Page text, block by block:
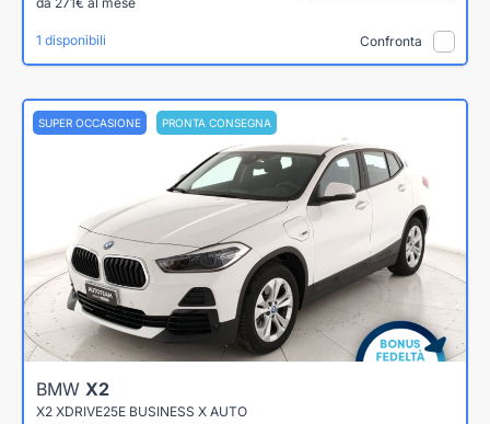
1 disponibili Confronta
SUPER OCCASIONE PRONTA CONSEGNA
BMW X2
X2 XDRIVE25E BUSINESS X AUTO